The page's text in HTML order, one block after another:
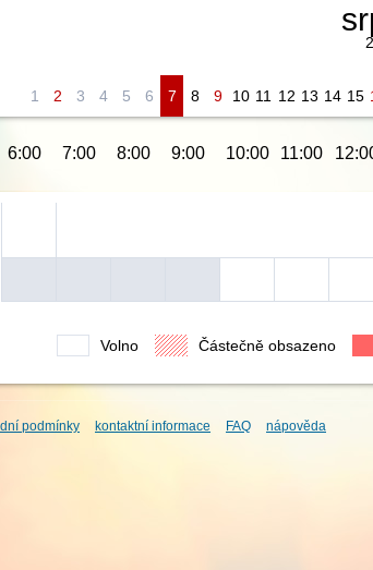
1 2 3 4 5 6 7 8 9 10 11 12 13 14 15
6:00 7:00 8:00 9:00 10:00 11:00
Volno Částečně obsazeno
podmínky kontaktní informace FAQ nápověda